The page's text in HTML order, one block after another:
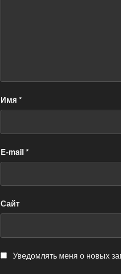
Имя*
E-mail*
Сайт
Уведомлять меня о новых